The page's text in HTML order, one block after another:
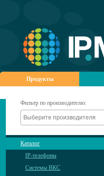
Продукты
Фильтр по производителю:
Каталог
IP-телефоны
Системы ВКС